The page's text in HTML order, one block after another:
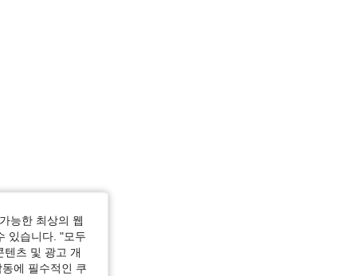
능한 최상의 웹
있습니다. "모두
츠 및 광고 개
에 필수적인 쿠